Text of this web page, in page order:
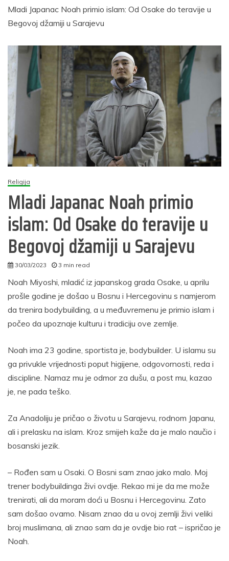
Mladi Japanac Noah primio islam: Od Osake do teravije u
Begovoj džamiji u Sarajevu
Religija
Mladi Japanac Noah primio
islam: Od Osake do teravije u
Begovoj džamiji u Sarajevu
30/03/2023
3 min read
Noah Miyoshi, mladić iz japanskog grada Osake, u aprilu
prošle godine je došao u Bosnu i Hercegovinu s namjerom
da trenira bodybuilding, a u međuvremenu je primio islam i
počeo da upoznaje kulturu i tradiciju ove zemlje.
Noah ima 23 godine, sportista je, bodybuilder. U islamu su
ga privukle vrijednosti poput higijene, odgovornosti, reda i
discipline. Namaz mu je odmor za dušu, a post mu, kazao
je, ne pada teško.
Za Anadoliju je pričao o životu u Sarajevu, rodnom Japanu,
ali i prelasku na islam. Kroz smijeh kaže da je malo naučio i
bosanski jezik.
– Rođen sam u Osaki. O Bosni sam znao jako malo. Moj
trener bodybuildinga živi ovdje. Rekao mi je da me može
trenirati, ali da moram doći u Bosnu i Hercegovinu. Zato
sam došao ovamo. Nisam znao da u ovoj zemlji živi veliki
broj muslimana, ali znao sam da je ovdje bio rat – ispričao je
Noah.